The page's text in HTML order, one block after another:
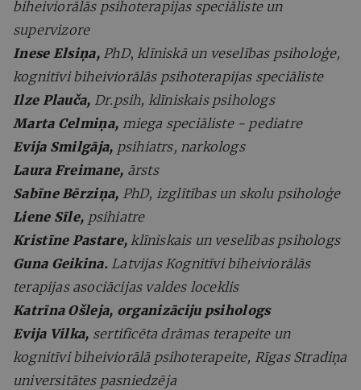
biheiviorālās psihoterapijas speciāliste un
supervizore
Inese Elsiņa, PhD, klīniskā un veselības psiholoģe,
kognitīvi biheiviorālās psihoterapijas speciāliste
Ilze Plauča, Dr.psih, klīniskais psihologs
Marta Celmiņa, miega speciāliste - pediatre
Evija Smilgāja, psihiatrs, narkologs
Laura Freimane, ārsts
Sabīne Bērziņa, PhD, izglītības un skolu psiholoģe
Liene Sīle, psihiatre
Kristīne Pastare, klīniskais un veselības psihologs
Guna Geikina. Latvijas Kognitīvi biheiviorālās
terapijas asociācijas valdes loceklis
Katrīna Ošleja, organizāciju psihologs
Evija Vilka, sertificēta drāmas terapeite un
kognitīvi biheiviorālā psihoterapeite, Rīgas Stradiņa
universitātes pasniedzēja